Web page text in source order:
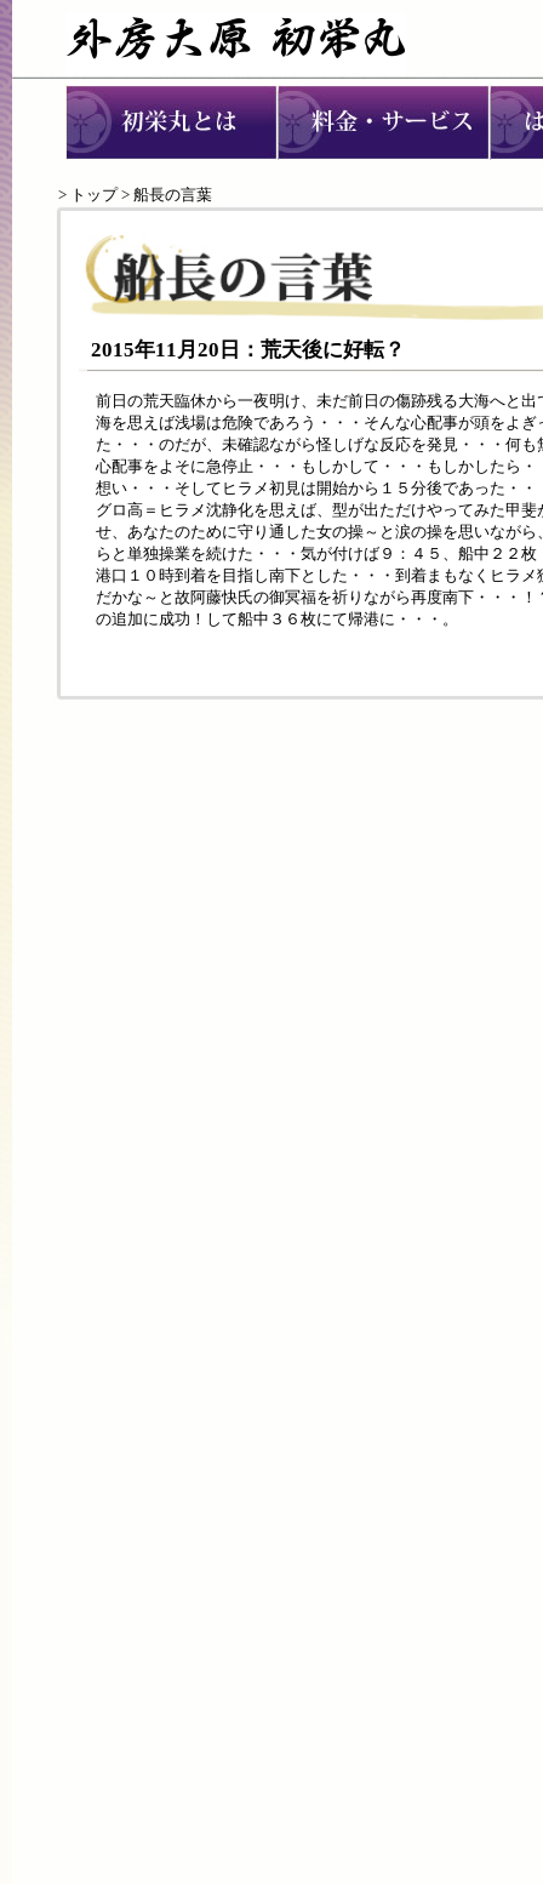
> トップ> 船長の言葉
2015年11月20日：荒天後に好転？
前日の荒天臨休から一夜明け、未だ前日の傷跡残る大海へと
海を思えば浅場は危険であろう・・・そんな心配事が頭をよ
た・・・のだが、未確認ながら怪しげな反応を発見・・・何
心配事をよそに急停止・・・もしかして・・・もしかしたら
想い・・・そしてヒラメ初見は開始から１５分後であった・
グロ高＝ヒラメ沈静化を思えば、型が出ただけやってみた甲
せ、あなたのために守り通した女の操～と涙の操を思いなが
らと単独操業を続けた・・・気が付けば９：４５、船中２２
港口１０時到着を目指し南下とした・・・到着まもなくヒラ
だかな～と故阿藤快氏の御冥福を祈りながら再度南下・・・
の追加に成功！して船中３６枚にて帰港に・・・。